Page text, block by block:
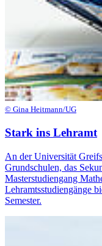
© Gina Heitmann/UG
Stark ins Lehramt
An der Universität
Grundschulen, das
Masterstudiengang
Lehramtsstudiengänge
Semester.